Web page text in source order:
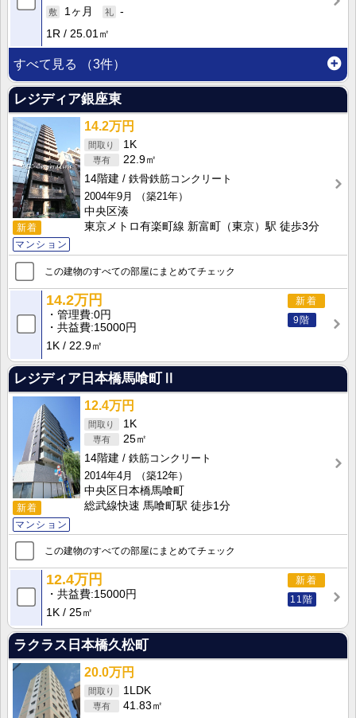
1ヶ月
-
1R
25.01㎡
すべて見る （3件）
レジディア銀座東
新着
マンション
14.2万円
1K
22.9㎡
14階建
鉄骨鉄筋コンクリート
2004年9月
（築21年）
中央区湊
東京メトロ有楽町線 新富町（東京）駅 徒歩3分
この建物のすべての部屋にまとめてチェック
新着
9階
14.2万円
管理費 0円
共益費 15000円
1K
22.9㎡
レジディア日本橋馬喰町Ⅱ
新着
マンション
12.4万円
1K
25㎡
14階建
鉄筋コンクリート
2014年4月
（築12年）
中央区日本橋馬喰町
総武線快速 馬喰町駅 徒歩1分
この建物のすべての部屋にまとめてチェック
新着
11階
12.4万円
共益費 15000円
1K
25㎡
ラクラス日本橋久松町
20.0万円
1LDK
41.83㎡